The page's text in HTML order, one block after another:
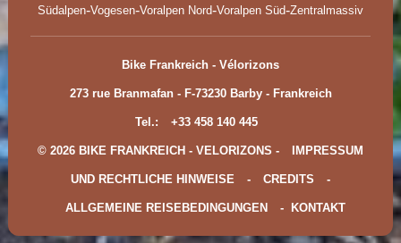
Südalpen-Vogesen-Voralpen Nord-Voralpen Süd-Zentralmassiv
Bike Frankreich - Vélorizons
273 rue Branmafan - F-73230 Barby - Frankreich
Tel.: +33 458 140 445
© 2026 BIKE FRANKREICH - VELORIZONS - IMPRESSUM
UND RECHTLICHE HINWEISE - CREDITS -
ALLGEMEINE REISEBEDINGUNGEN - KONTAKT